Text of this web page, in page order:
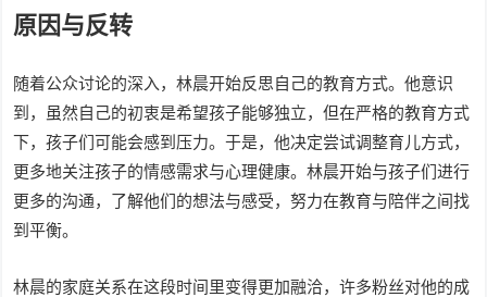
原因与反转
随着公众讨论的深入，林晨开始反思自己的教育方式。他意识
到，虽然自己的初衷是希望孩子能够独立，但在严格的教育方式
下，孩子们可能会感到压力。于是，他决定尝试调整育儿方式，
更多地关注孩子的情感需求与心理健康。林晨开始与孩子们进行
更多的沟通，了解他们的想法与感受，努力在教育与陪伴之间找
到平衡。
林晨的家庭关系在这段时间里变得更加融洽，许多粉丝对他的成